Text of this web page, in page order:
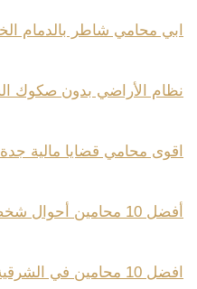
ابي محامي شاطر بالدمام
نظام الأراضي بدون صكوك
اقوى محامي قضايا مالية جدة
أفضل 10 محامين أحوال شخصية الدمام لعام 2022
افضل 10 محامين في الشرقية لعام 2022